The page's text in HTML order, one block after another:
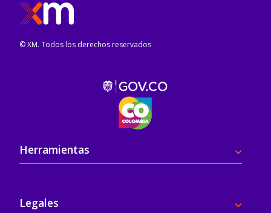
© XM. Todos los derechos reservados
Pie de página
Herramientas
Legales